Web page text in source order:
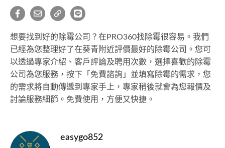
想要找到好的除霉公司？在PRO360找除霉很容易。我們
已經為您整理好了在葵青附近評價最好的除霉公司。您可
以透過專家介紹、客戶評論及聘用次數，選擇喜歡的除霉
公司為您服務，按下「免費諮詢」並填寫除霉的需求，您
的需求將自動傳遞到專家手上，專家稍後就會為您報價及
討論服務細節。免費使用，方便又快捷。
easygo852